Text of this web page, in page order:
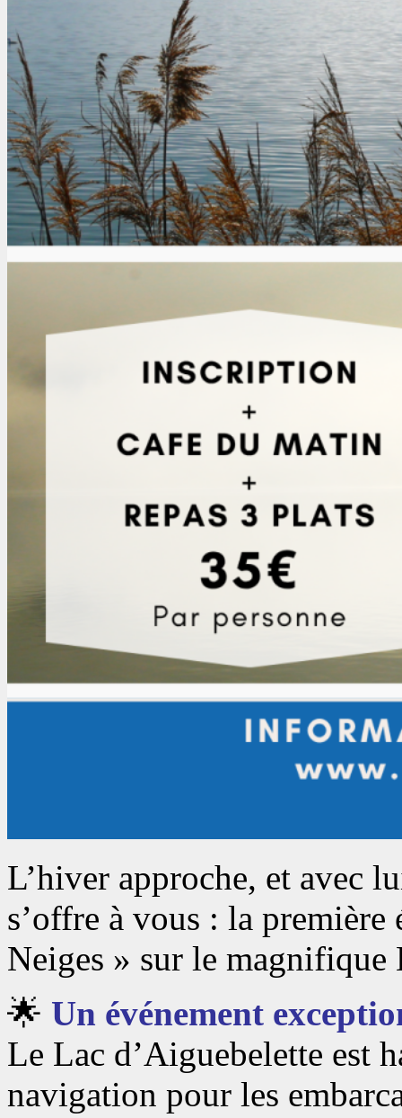
L’hiver approche, et avec
s’offre à vous : la
Neiges » sur le magnifique
🌟 Un événement
Le Lac d’Aiguebelette est
navigation pour les